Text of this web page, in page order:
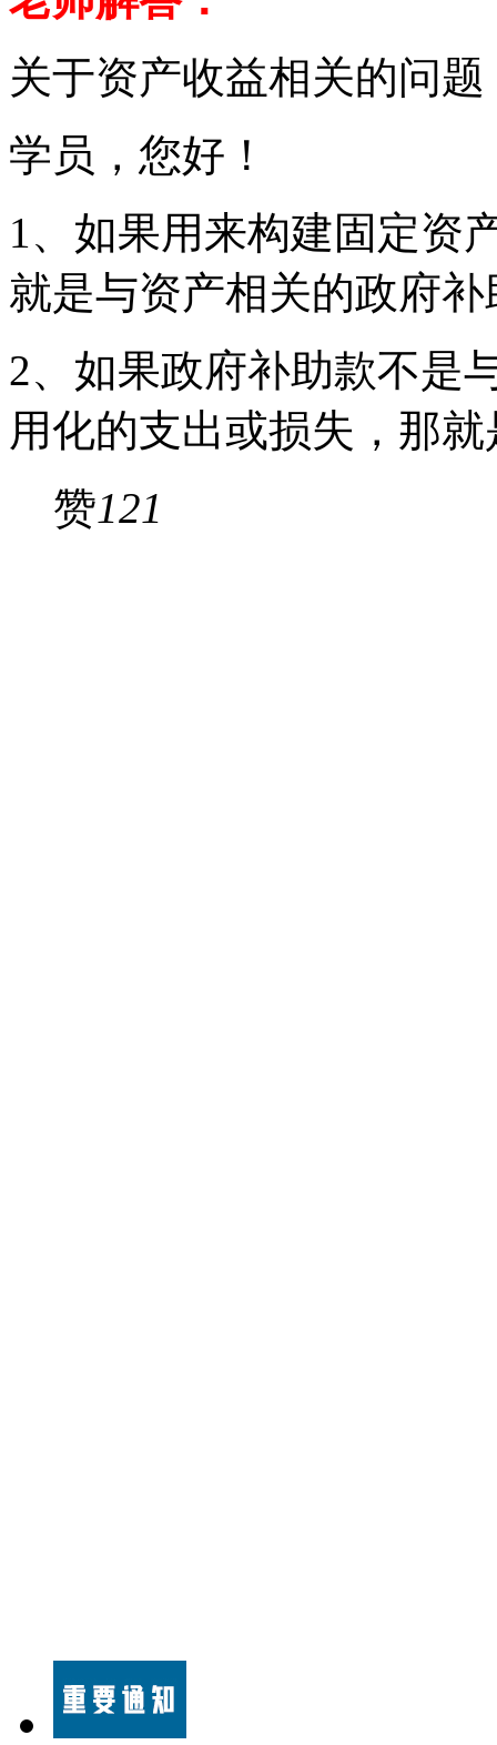
关于资产收益相关的问题
学员，您好！
1、如果用来构建固定资
就是与资产相关的政府
2、如果政府补助款不是
用化的支出或损失，那
赞121